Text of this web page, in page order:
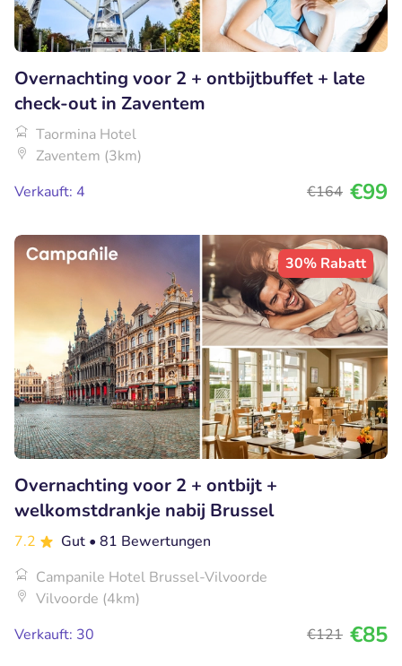
Overnachting voor 2 + ontbijtbuffet + late
check-out in Zaventem
Taormina Hotel
Zaventem (3km)
Verkauft: 4
€164 €99
30% Rabatt
Overnachting voor 2 + ontbijt +
welkomstdrankje nabij Brussel
7.2 Gut • 81 Bewertungen
Campanile Hotel Brussel-Vilvoorde
Vilvoorde (4km)
Verkauft: 30
€121 €85